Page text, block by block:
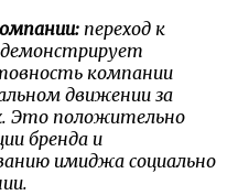
переход к
компании
движении за
Это положительно
бренда и
имиджа социально